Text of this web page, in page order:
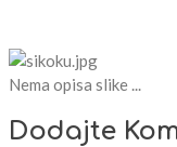
Nema opisa slike ...
Dodajte